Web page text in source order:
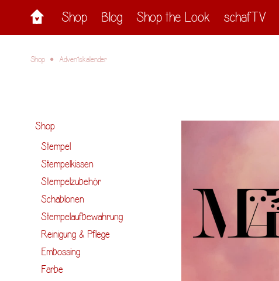
Shop Blog Shop the Look schafTV
Shop Adventskalender
Shop
Stempel
Stempelkissen
Stempelzubehör
Schablonen
Stempelaufbewahrung
Reinigung & Pflege
Embossing
Farbe